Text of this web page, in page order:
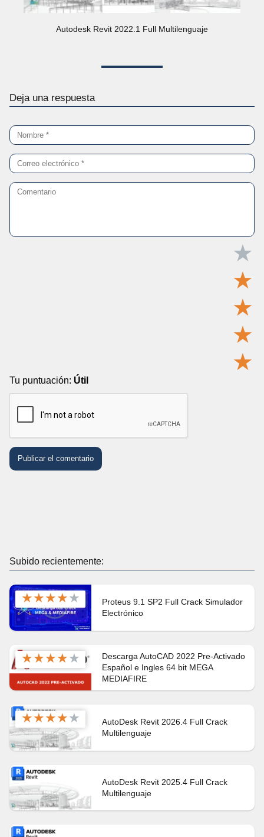
Autodesk Revit 2022.1 Full Multilenguaje
Deja una respuesta
★
★
★
★
★
Tu puntuación: Útil
Subido recientemente:
★★★★★
Proteus 9.1 SP2 Full Crack Simulador
Electrónico
★★★★★
Descarga AutoCAD 2022 Pre-Activado
Español e Ingles 64 bit MEGA
MEDIAFIRE
★★★★★
AutoDesk Revit 2026.4 Full Crack
Multilenguaje
AutoDesk Revit 2025.4 Full Crack
Multilenguaje